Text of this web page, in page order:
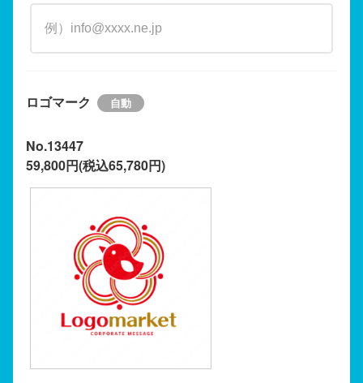
ロゴマーク
No.13447
59,800円(税込65,780円)